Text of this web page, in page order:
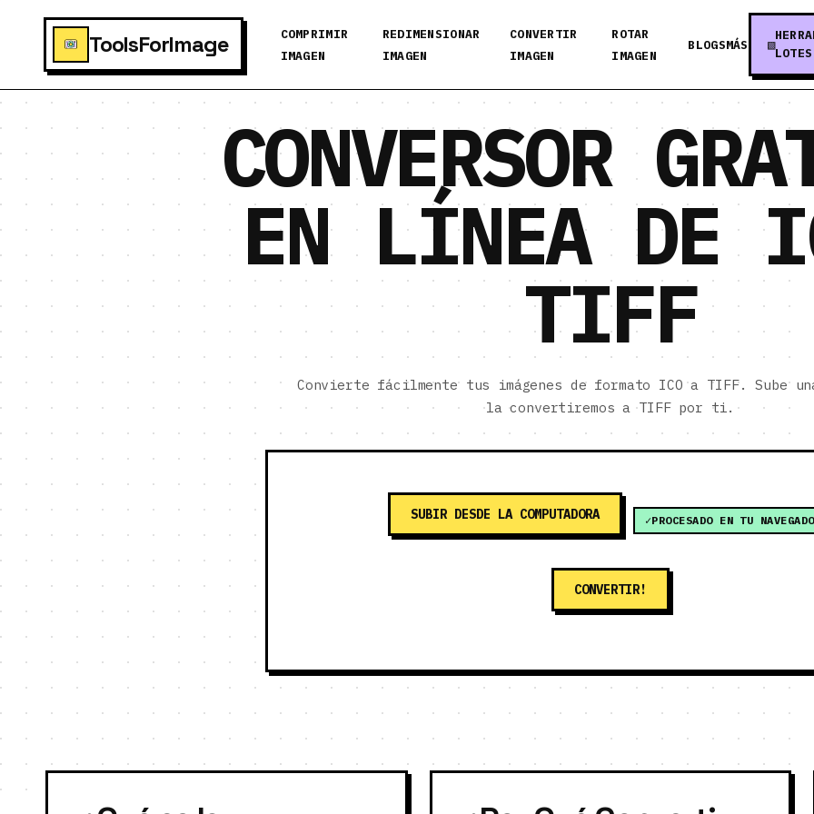
ToolsForImage
COMPRIMIR
IMAGEN
REDIMENSIONAR
IMAGEN
CONVERTIR
IMAGEN
ROTAR
IMAGEN
BLOGSMÁS
LOTES
CONVERSOR
EN LÍNEA DE
TIFF
Convierte fácilmente tus imágenes de formato ICO a TIFF. Sube
la convertiremos a TIFF por ti.
SUBIR DESDE LA COMPUTADORA PROCESADO EN TU
CONVERTIR!